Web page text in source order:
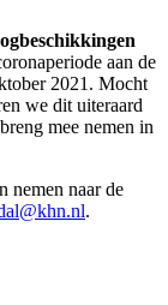
aan de
2021. Mocht
we dit uiteraard
mee nemen in
nemen naar de
.